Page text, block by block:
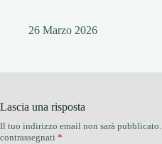
26 Marzo 2026
Lascia una risposta
Il tuo indirizzo email non sarà pubblicato.
contrassegnati *